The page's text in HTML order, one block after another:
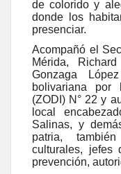
de colorido y
donde los
presenciar.
Acompañó el
Mérida,
Gonzaga
bolivariana por
(ZODI) N° 22 y
local
Salinas, y
patria,
culturales, jefes
prevención,